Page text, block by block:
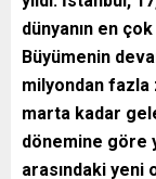
dünyanın en
Büyümenin
milyondan
marta kadar
dönemine göre
arasındaki